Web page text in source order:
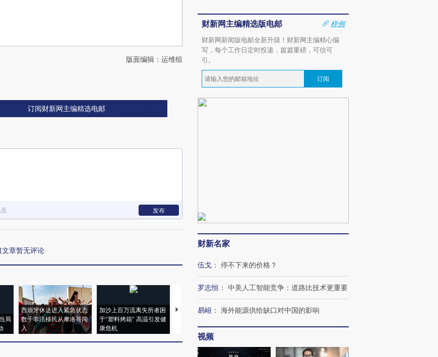
版面编辑：运维组
订阅财新网主编精选电邮
发布
文章暂无评论
局
西班牙休达进入紧急状态
数千非法移民从摩洛哥闯
入
加沙上百万流离失所者困
于“塑料烤箱” 高温引发健
康危机
视线｜HYROX的吸金
心“花钱找虐”？
马航飞行员跨国走私7万
毒品
育部长拱下台
财新网主编精选版电邮
样例
财新网新闻版电邮全新升级！财新网主编精心编
写，每个工作日定时投递，篇篇重磅，可信可
引。
订阅
财新名家
伍戈 ： 停不下来的价格？
罗志恒 ： 中美人工智能竞争：道路比技术更重要
易峘 ： 海外能源供给缺口对中国的影响
视频